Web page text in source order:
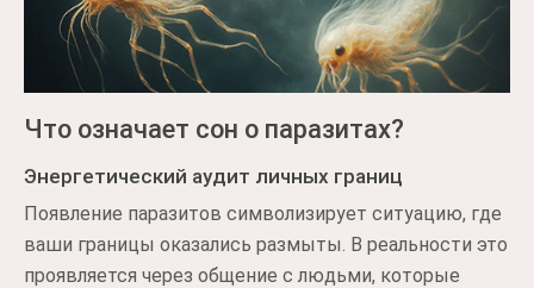
Что означает сон о паразитах?
Энергетический аудит личных границ
Появление паразитов символизирует ситуацию, где
ваши границы оказались размыты. В реальности это
проявляется через общение с людьми, которые